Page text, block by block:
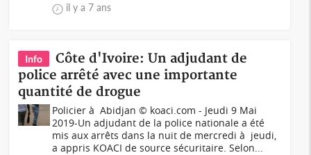
il y a 7 ans
Info
Côte d'Ivoire: Un adjudant de
police arrêté avec une importante
quantité de drogue
Policier à Abidjan © koaci.com - Jeudi 9 Mai
2019-Un adjudant de la police nationale a été
mis aux arrêts dans la nuit de mercredi à jeudi,
a appris KOACI de source sécuritaire. Selon...